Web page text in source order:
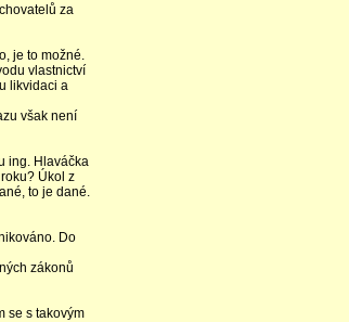
za
je to možné.
vlastnictví
likvidaci a
však není
ing. Hlaváčka
Úkol z
to je dané.
Do
zákonů
se s takovým